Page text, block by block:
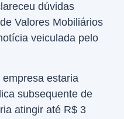
dúvidas
Valores Mobiliários
veiculada pelo
estaria
subsequente de
atingir até R$ 3